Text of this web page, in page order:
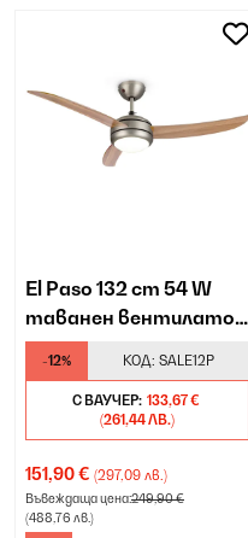
El Paso 132 cm 54 W
таванен вентилатор
бук
-12% КОД: SALE12P
С ВАУЧЕР: 133,67 €
(261,44 ЛВ.)
151,90 € (297,09 лв.)
Въвеждаща цена:249,90 €
(488,76 лв.)